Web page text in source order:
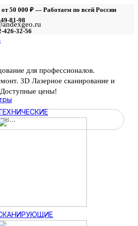
от 50 000 ₽ — Работаем по всей России
81-98
426-32-56
для профессионалов.
3D Лазерное сканирование и
цены!